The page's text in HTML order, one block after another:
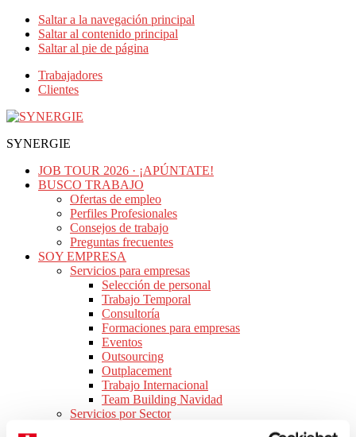
Saltar a la navegación principal
Saltar al contenido principal
Saltar al pie de página
Trabajadores
Clientes
SYNERGIE
JOB TOUR 2026 · ¡APÚNTATE!
BUSCO TRABAJO
Ofertas de empleo
Perfiles Profesionales
Consejos de trabajo
Preguntas frecuentes
SOY EMPRESA
Servicios para empresas
Selección de personal
Trabajo Temporal
Consultoría
Formaciones para empresas
Eventos
Outsourcing
Outplacement
Trabajo Internacional
Team Building Navidad
Servicios por Sector